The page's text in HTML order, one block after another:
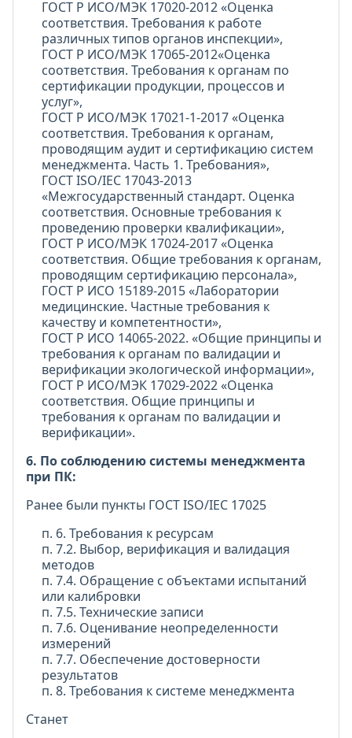
ГОСТ Р ИСО/МЭК 17020-2012 «Оценка
соответствия. Требования к работе
различных типов органов инспекции»,
ГОСТ Р ИСО/МЭК 17065-2012«Оценка
соответствия. Требования к органам по
сертификации продукции, процессов и
услуг»,
ГОСТ Р ИСО/МЭК 17021-1-2017 «Оценка
соответствия. Требования к органам,
проводящим аудит и сертификацию систем
менеджмента. Часть 1. Требования»,
ГОСТ ISO/IEC 17043-2013
«Межгосударственный стандарт. Оценка
соответствия. Основные требования к
проведению проверки квалификации»,
ГОСТ Р ИСО/МЭК 17024-2017 «Оценка
соответствия. Общие требования к органам,
проводящим сертификацию персонала»,
ГОСТ Р ИСО 15189-2015 «Лаборатории
медицинские. Частные требования к
качеству и компетентности»,
ГОСТ Р ИСО 14065-2022. «Общие принципы и
требования к органам по валидации и
верификации экологической информации»,
ГОСТ Р ИСО/МЭК 17029-2022 «Оценка
соответствия. Общие принципы и
требования к органам по валидации и
верификации».
6. По соблюдению системы менеджмента
при ПК:
Ранее были пункты ГОСТ ISO/IEC 17025
п. 6. Требования к ресурсам
п. 7.2. Выбор, верификация и валидация
методов
п. 7.4. Обращение с объектами испытаний
или калибровки
п. 7.5. Технические записи
п. 7.6. Оценивание неопределенности
измерений
п. 7.7. Обеспечение достоверности
результатов
п. 8. Требования к системе менеджмента
Станет